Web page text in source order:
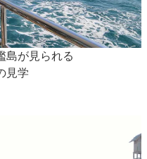
島が見られる
見学